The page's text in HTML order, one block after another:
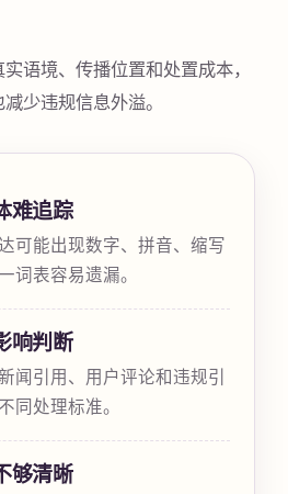
语境、传播位置和处置成本，
少违规信息外溢。
难追踪
可能出现数字、拼音、缩写
词表容易遗漏。
响判断
闻引用、用户评论和违规引
同处理标准。
够清晰